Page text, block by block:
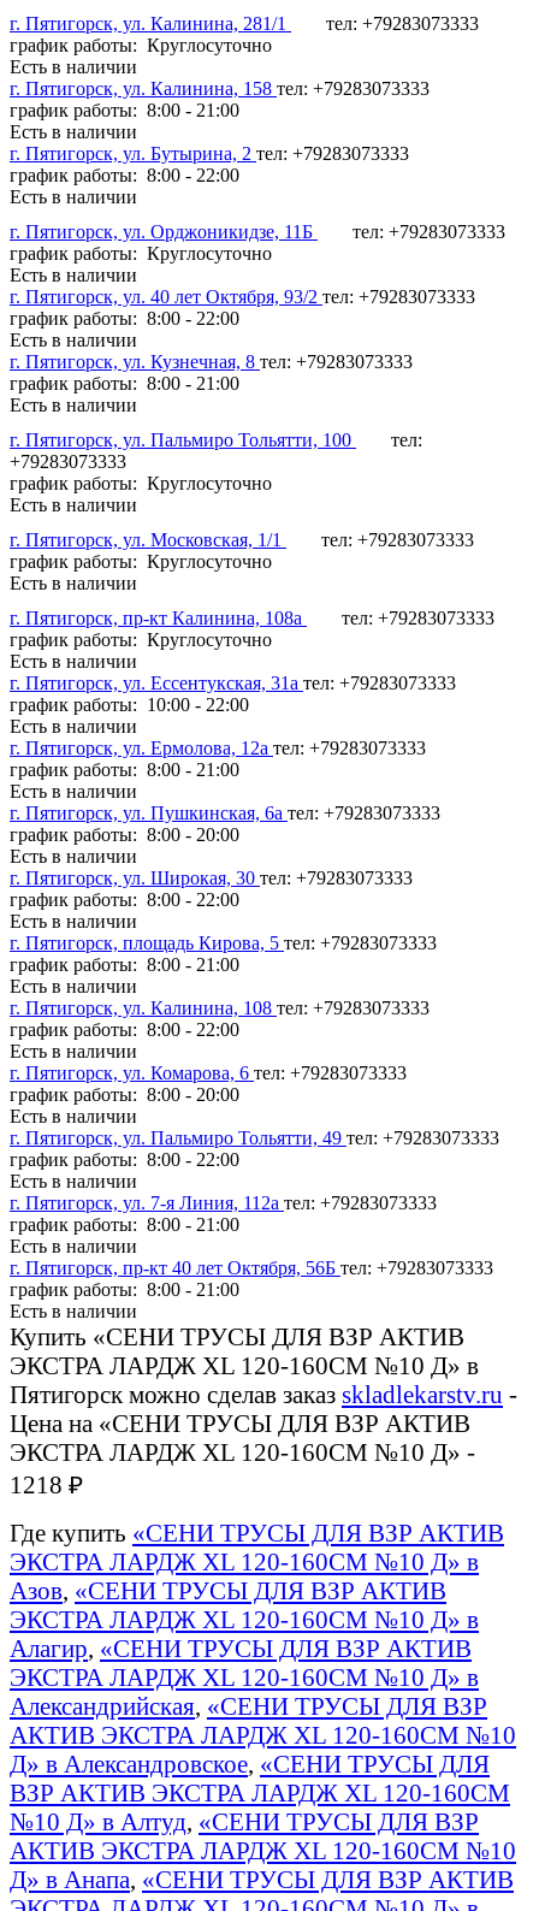
г. Пятигорск, ул. Калинина, 281/1
тел: +79283073333
график работы: Круглосуточно
Есть в наличии
г. Пятигорск, ул. Калинина, 158 тел: +79283073333
график работы: 8:00 - 21:00
Есть в наличии
г. Пятигорск, ул. Бутырина, 2 тел: +79283073333
график работы: 8:00 - 22:00
Есть в наличии
г. Пятигорск, ул. Орджоникидзе, 11Б
тел: +79283073333
график работы: Круглосуточно
Есть в наличии
г. Пятигорск, ул. 40 лет Октября, 93/2 тел: +79283073333
график работы: 8:00 - 22:00
Есть в наличии
г. Пятигорск, ул. Кузнечная, 8 тел: +79283073333
график работы: 8:00 - 21:00
Есть в наличии
г. Пятигорск, ул. Пальмиро Тольятти, 100
тел:
+79283073333
график работы: Круглосуточно
Есть в наличии
г. Пятигорск, ул. Московская, 1/1
тел: +79283073333
график работы: Круглосуточно
Есть в наличии
г. Пятигорск, пр-кт Калинина, 108а
тел: +79283073333
график работы: Круглосуточно
Есть в наличии
г. Пятигорск, ул. Ессентукская, 31а тел: +79283073333
график работы: 10:00 - 22:00
Есть в наличии
г. Пятигорск, ул. Ермолова, 12а тел: +79283073333
график работы: 8:00 - 21:00
Есть в наличии
г. Пятигорск, ул. Пушкинская, 6а тел: +79283073333
график работы: 8:00 - 20:00
Есть в наличии
г. Пятигорск, ул. Широкая, 30 тел: +79283073333
график работы: 8:00 - 22:00
Есть в наличии
г. Пятигорск, площадь Кирова, 5 тел: +79283073333
график работы: 8:00 - 21:00
Есть в наличии
г. Пятигорск, ул. Калинина, 108 тел: +79283073333
график работы: 8:00 - 22:00
Есть в наличии
г. Пятигорск, ул. Комарова, 6 тел: +79283073333
график работы: 8:00 - 20:00
Есть в наличии
г. Пятигорск, ул. Пальмиро Тольятти, 49 тел: +79283073333
график работы: 8:00 - 22:00
Есть в наличии
г. Пятигорск, ул. 7-я Линия, 112а тел: +79283073333
график работы: 8:00 - 21:00
Есть в наличии
г. Пятигорск, пр-кт 40 лет Октября, 56Б тел: +79283073333
график работы: 8:00 - 21:00
Есть в наличии
Купить «СЕНИ ТРУСЫ ДЛЯ ВЗР АКТИВ
ЭКСТРА ЛАРДЖ XL 120-160СМ №10 Д» в
Пятигорск можно сделав заказ skladlekarstv.ru -
Цена на «СЕНИ ТРУСЫ ДЛЯ ВЗР АКТИВ
ЭКСТРА ЛАРДЖ XL 120-160СМ №10 Д» -
1218 ₽
Где купить «СЕНИ ТРУСЫ ДЛЯ ВЗР АКТИВ
ЭКСТРА ЛАРДЖ XL 120-160СМ №10 Д» в
Азов, «СЕНИ ТРУСЫ ДЛЯ ВЗР АКТИВ
ЭКСТРА ЛАРДЖ XL 120-160СМ №10 Д» в
Алагир, «СЕНИ ТРУСЫ ДЛЯ ВЗР АКТИВ
ЭКСТРА ЛАРДЖ XL 120-160СМ №10 Д» в
Александрийская, «СЕНИ ТРУСЫ ДЛЯ ВЗР
АКТИВ ЭКСТРА ЛАРДЖ XL 120-160СМ №10
Д» в Александровское, «СЕНИ ТРУСЫ ДЛЯ
ВЗР АКТИВ ЭКСТРА ЛАРДЖ XL 120-160СМ
№10 Д» в Алтуд, «СЕНИ ТРУСЫ ДЛЯ ВЗР
АКТИВ ЭКСТРА ЛАРДЖ XL 120-160СМ №10
Д» в Анапа, «СЕНИ ТРУСЫ ДЛЯ ВЗР АКТИВ